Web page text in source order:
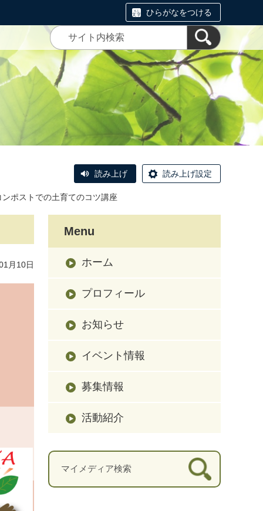
ひらがなをつける
読み上げ 読み上げ設定
ンポストでの土育てのコツ講座
月10日
Menu
ホーム
プロフィール
お知らせ
イベント情報
募集情報
活動紹介